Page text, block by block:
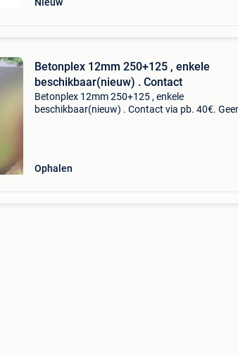
Betonplex 12mm 250+125 , enkele
beschikbaar(nieuw) . Contact
Betonplex 12mm 250+125 , enkele
beschikbaar(nieuw) . Contact via pb. 40€.
Ophalen